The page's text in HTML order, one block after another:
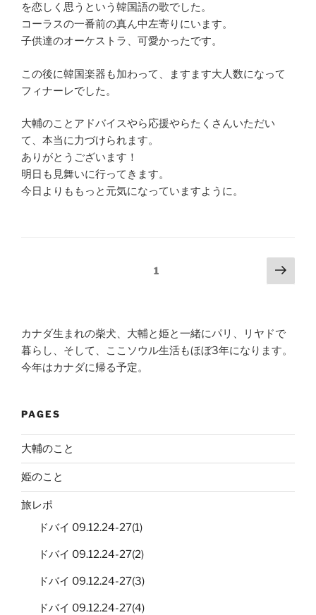
を恋しく思うという韓国語の歌でした。
コーラスの一番前の真ん中左寄りにいます。
子供達のオーケストラ、可愛かったです。
この後に韓国楽器も加わって、ますます大人数になって
フィナーレでした。
大輔のことアドバイスやら応援やらたくさんいただい
て、本当に力づけられます。
ありがとうございます！
明日も見舞いに行ってきます。
今日よりももっと元気になっていますように。
Page1
Next
page
カナダ生まれの柴犬、大輔と姫と一緒にパリ、リヤドで
暮らし、そして、ここソウル生活もほぼ3年になります。
今年はカナダに帰る予定。
PAGES
大輔のこと
姫のこと
旅レポ
ドバイ 09.12.24-27(1)
ドバイ 09.12.24-27(2)
ドバイ 09.12.24-27(3)
ドバイ 09.12.24-27(4)